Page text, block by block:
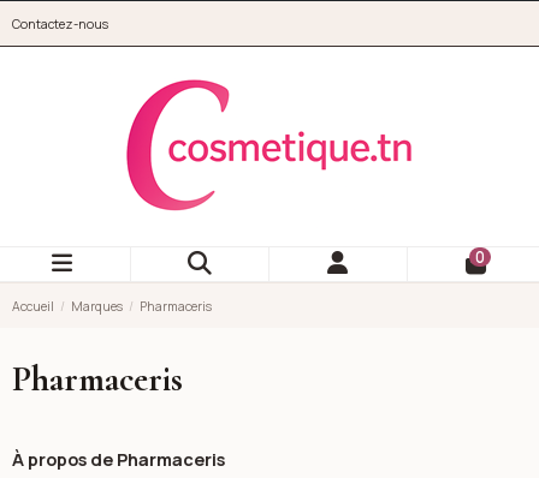
Contactez-nous
0
Accueil Marques Pharmaceris
Pharmaceris
À propos de Pharmaceris